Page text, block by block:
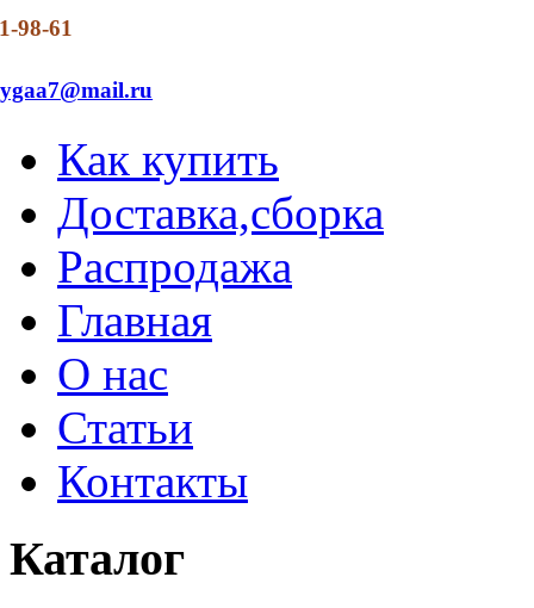
98-61
Как купить
Доставка,сборка
Распродажа
Главная
О нас
Статьи
Контакты
Каталог